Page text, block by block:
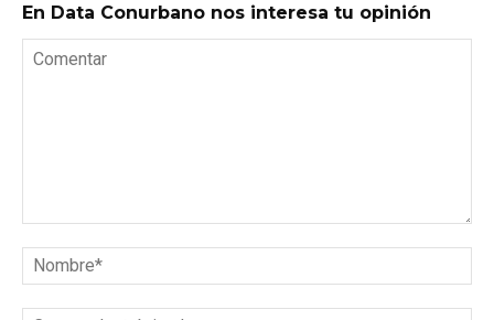
En Data Conurbano nos interesa tu opinión